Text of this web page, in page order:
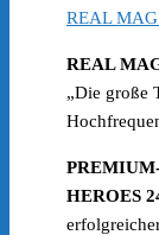
REAL
REAL
„Die große
HEROES